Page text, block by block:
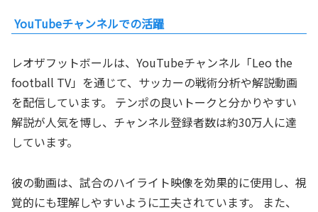
YouTubeチャンネルでの活躍
レオザフットボールは、YouTubeチャンネル「Leo the
football TV」を通じて、サッカーの戦術分析や解説動画
を配信しています。 テンポの良いトークと分かりやすい
解説が人気を博し、チャンネル登録者数は約30万人に達
しています。
彼の動画は、試合のハイライト映像を効果的に使用し、視
覚的にも理解しやすいように工夫されています。 また、